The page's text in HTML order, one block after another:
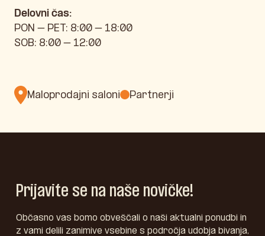
Delovni čas:
PON – PET: 8:00 – 18:00
SOB: 8:00 – 12:00
Maloprodajni saloni Partnerji
Prijavite se na naše novičke!
Občasno vas bomo obveščali o naši aktualni ponudbi in
z vami delili zanimive vsebine s področja udobja bivanja,